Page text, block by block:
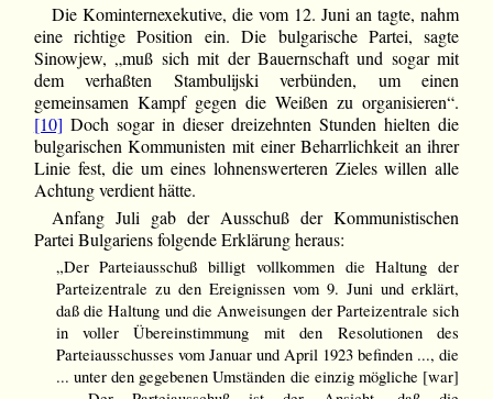
Die Kominternexekutive, die vom 12. Juni an tagte, nahm
eine richtige Position ein. Die bulgarische Partei, sagte
Sinowjew, „muß sich mit der Bauernschaft und sogar mit
dem verhaßten Stambulijski verbünden, um einen
gemeinsamen Kampf gegen die Weißen zu organisieren“.
[10] Doch sogar in dieser dreizehnten Stunden hielten die
bulgarischen Kommunisten mit einer Beharrlichkeit an ihrer
Linie fest, die um eines lohnenswerteren Zieles willen alle
Achtung verdient hätte.
Anfang Juli gab der Ausschuß der Kommunistischen
Partei Bulgariens folgende Erklärung heraus:
„Der Parteiausschuß billigt vollkommen die Haltung der
Parteizentrale zu den Ereignissen vom 9. Juni und erklärt,
daß die Haltung und die Anweisungen der Parteizentrale sich
in voller Übereinstimmung mit den Resolutionen des
Parteiausschusses vom Januar und April 1923 befinden ..., die
... unter den gegebenen Umständen die einzig mögliche [war]